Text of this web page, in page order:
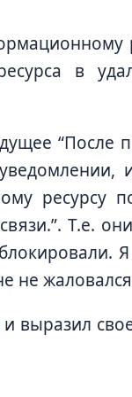
в
“После
ресурсу
Т.е.
не
выразил